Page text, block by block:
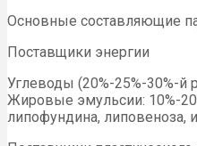
Основные составляющие
Поставщики энергии
Углеводы (20%-25%-30%-й
Жировые эмульсии: 10%-
липофундина, липовеноза,